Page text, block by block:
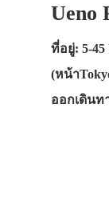
Ueno
ที่อยู่: 5-45
(หน้า
ออกเดินท